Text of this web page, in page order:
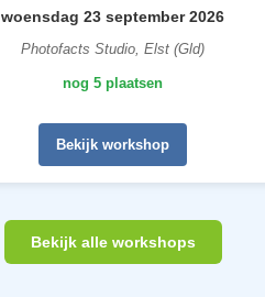
woensdag 23 september 2026
Photofacts Studio, Elst (Gld)
nog 5 plaatsen
Bekijk workshop
Bekijk alle workshops